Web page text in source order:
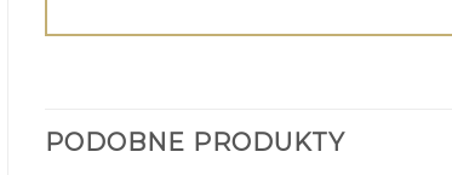
PODOBNE PRODUKTY